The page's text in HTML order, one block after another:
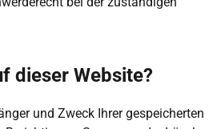
dieser Website?
und Zweck Ihrer gespeicherten